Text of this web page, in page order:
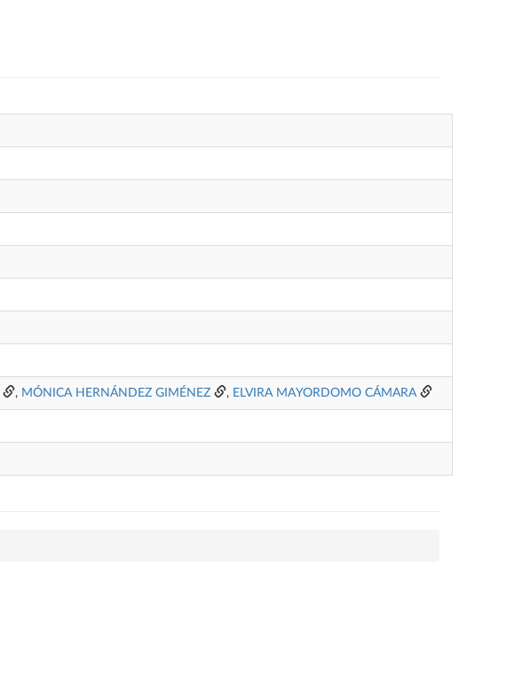
, MÓNICA HERNÁNDEZ GIMÉNEZ , ELVIRA MAYORDOMO CÁMARA